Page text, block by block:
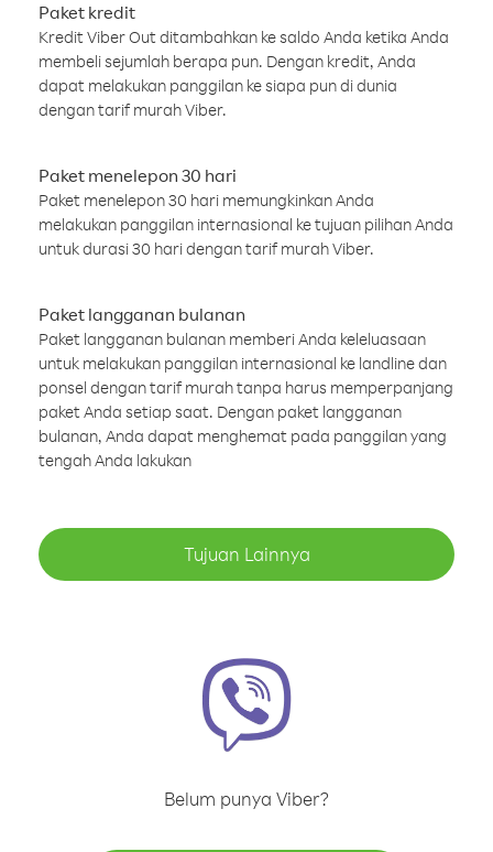
Paket kredit
Kredit Viber Out ditambahkan ke saldo Anda ketika Anda
membeli sejumlah berapa pun. Dengan kredit, Anda
dapat melakukan panggilan ke siapa pun di dunia
dengan tarif murah Viber.
Paket menelepon 30 hari
Paket menelepon 30 hari memungkinkan Anda
melakukan panggilan internasional ke tujuan pilihan Anda
untuk durasi 30 hari dengan tarif murah Viber.
Paket langganan bulanan
Paket langganan bulanan memberi Anda keleluasaan
untuk melakukan panggilan internasional ke landline dan
ponsel dengan tarif murah tanpa harus memperpanjang
paket Anda setiap saat. Dengan paket langganan
bulanan, Anda dapat menghemat pada panggilan yang
tengah Anda lakukan
Tujuan Lainnya
Belum punya Viber?